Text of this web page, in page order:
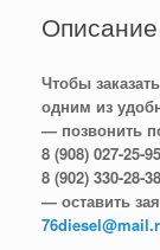
Описание
Чтобы
одним из
— позвонить
8 (908) 027-25-95
8 (902) 330-28-38
— оставить